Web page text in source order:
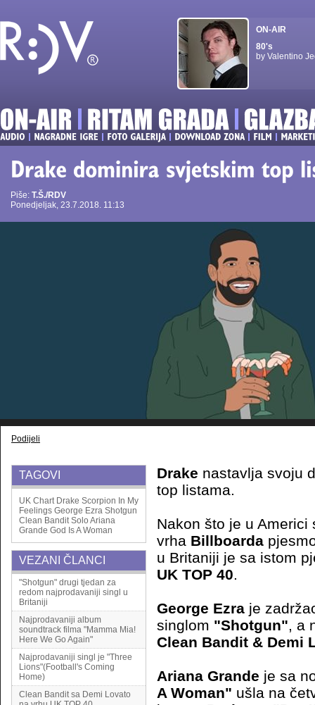
ON-AIR
80's
by Valentino
Piše: T.Š./RDV
Ponedjeljak, 23.7.2018. 11:13
Podijeli
TAGOVI
UK Chart Drake Scorpion In My
Feelings George Ezra Shotgun
Clean Bandit Solo Ariana
Grande God Is A Woman
VEZANI ČLANCI
"Shotgun" drugi tjedan za
redom najprodavaniji singl u
Britaniji
Najprodavaniji album
soundtrack filma "Mamma Mia!
Here We Go Again"
Najprodavaniji singl je "Three
Lions"(Football's Coming
Home)
Clean Bandit sa Demi Lovato
Drake nastavlja svoju
top listama.
Nakon što je u
vrha Billboarda
u Britaniji je sa istom
UK TOP 40.
George Ezra je
singlom "Shotgun", a
Clean Bandit & Demi
Ariana Grande je sa
A Woman" ušla na